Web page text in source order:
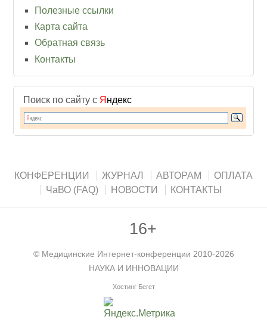
Полезные ссылки
Карта сайта
Обратная связь
Контакты
Поиск по сайту с Я ндекс
КОНФЕРЕНЦИИ ЖУРНАЛ АВТОРАМ
ОПЛАТА
ЧаВО (FAQ)
НОВОСТИ КОНТАКТЫ
16+
© Медицинские Интернет-конференции 2010-2026
НАУКА И ИННОВАЦИИ
Хостинг Бегет